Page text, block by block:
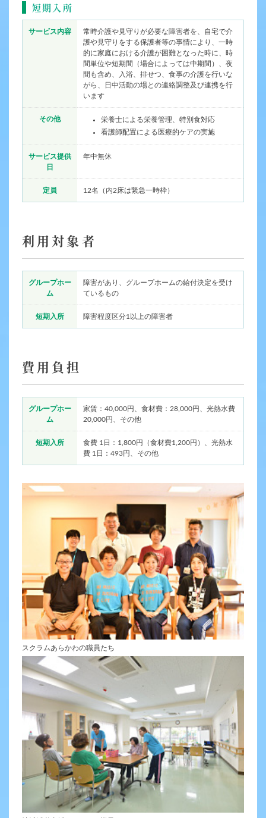
短期入所
サービス内容
常時介護や見守りが必要な障害者を、自宅で介
護や見守りをする保護者等の事情により、一時
的に家庭における介護が困難となった時に、時
間単位や短期間（場合によっては中期間）、夜
間も含め、入浴、排せつ、食事の介護を行いな
がら、日中活動の場との連絡調整及び連携を行
います
その他
栄養士による栄養管理、特別食対応
看護師配置による医療的ケアの実施
サービス提供
日
年中無休
定員 12名（内2床は緊急一時枠）
利用対象者
グループホー
ム
障害があり、グループホームの給付決定を受け
ているもの
短期入所 障害程度区分1以上の障害者
費用負担
グループホー
ム
家賃：40,000円、食材費：28,000円、光熱水費
20,000円、その他
短期入所
食費 1日：1,800円（食材費1,200円）、光熱水
費 1日：493円、その他
スクラムあらかわの職員たち